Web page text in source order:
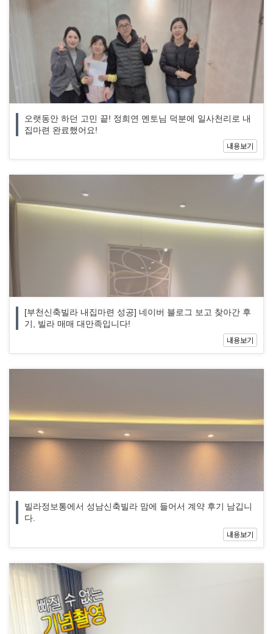
오랫동안 하던 고민 끝! 정희연 멘토님 덕분에 일사천리로 내
집마련 완료했어요!
내용보기
[부천신축빌라 내집마련 성공] 네이버 블로그 보고 찾아간 후
기, 빌라 매매 대만족입니다!
내용보기
빌라정보통에서 성남신축빌라 맘에 들어서 계약 후기 남깁니
다.
내용보기